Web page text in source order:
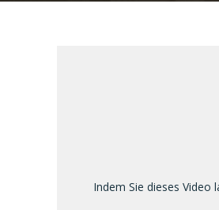
Indem Sie dieses Video